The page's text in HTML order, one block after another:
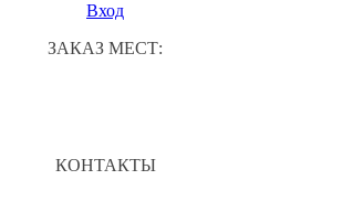
Вход
ЗАКАЗ МЕСТ:
КОНТАКТЫ